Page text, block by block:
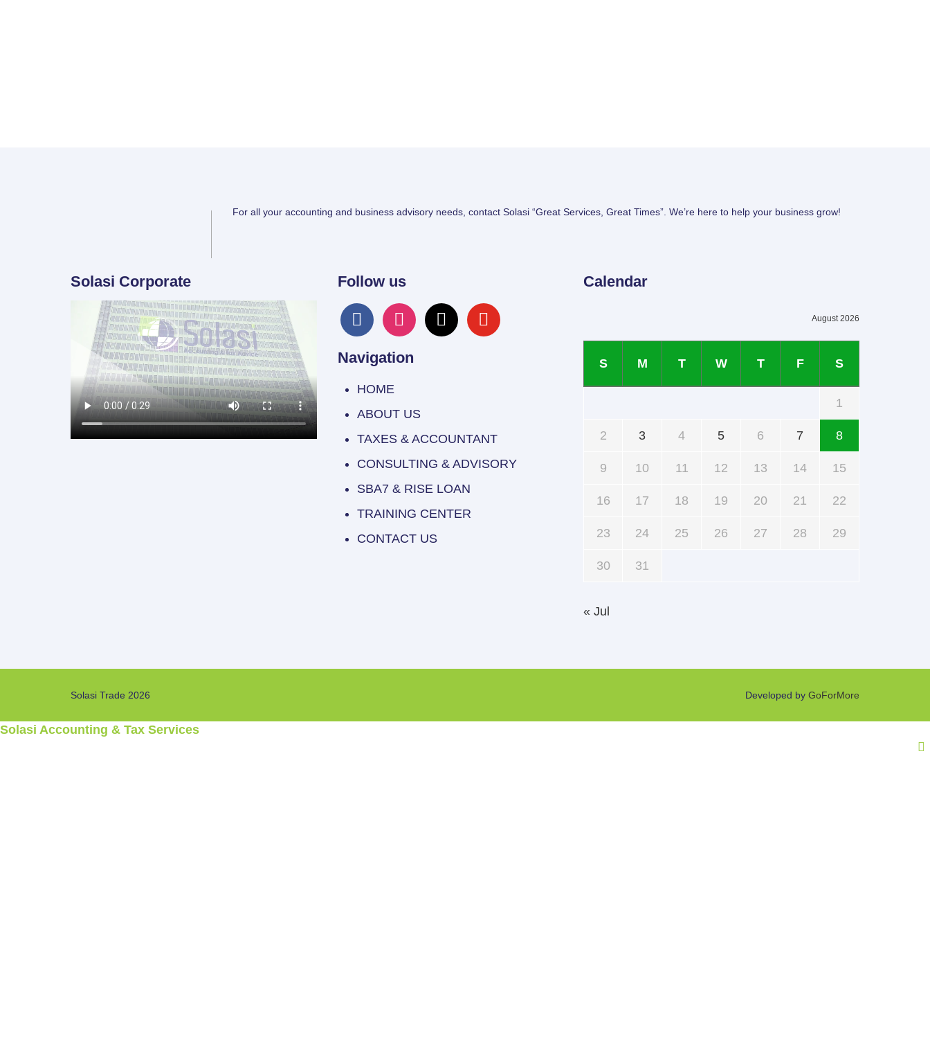
For all your accounting and business advisory needs, contact Solasi “Great Services, Great Times”. We’re here to help your business grow!
Solasi Corporate Follow us
facebookinstagram
x youtube
Navigation
HOME
ABOUT US
TAXES & ACCOUNTANT
CONSULTING & ADVISORY
SBA7 & RISE LOAN
TRAINING CENTER
CONTACT US
Calendar
August 2026
S M T W T F S
1
2 3 4 5 6 7 8
9 10 11 12 13 14 15
16 17 18 19 20 21 22
23 24 25 26 27 28 29
30 31
« Jul
Solasi Trade 2026 Developed by GoForMore
Solasi Accounting & Tax Services